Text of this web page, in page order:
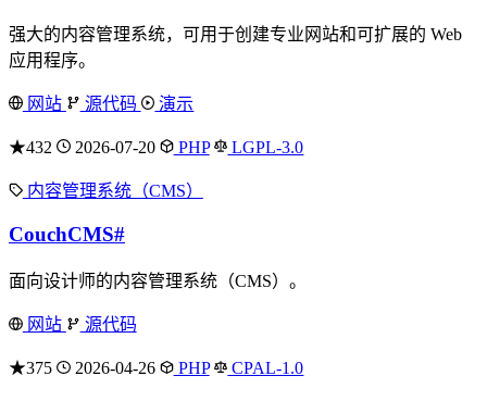
强大的内容管理系统，可用于创建专业网站和可扩展的 Web
应用程序。
网站 源代码 演示
★432 2026-07-20 PHP LGPL-3.0
内容管理系统（CMS）
CouchCMS#
面向设计师的内容管理系统（CMS）。
网站 源代码
★375 2026-04-26 PHP CPAL-1.0